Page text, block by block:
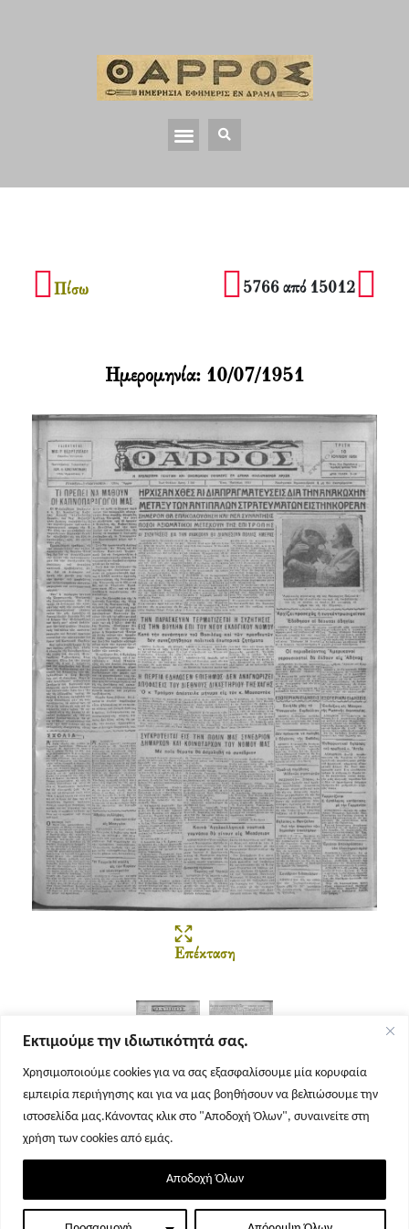
Εκτιμούμε την ιδιωτικότητά σας.
Χρησιμοποιούμε cookies για να σας εξασφαλίσουμε μία κορυφαία
εμπειρία περιήγησης και για να μας βοηθήσουν να βελτιώσουμε την
ιστοσελίδα μας.Κάνοντας κλικ στο "Αποδοχή Όλων", συναινείτε στη
χρήση των cookies από εμάς.
Αποδοχή Όλων
Πίσω 5766 από 15012
Επέκταση
Σελίδα 1 Σελίδα 2
Ημερομηνία: 10/07/1951